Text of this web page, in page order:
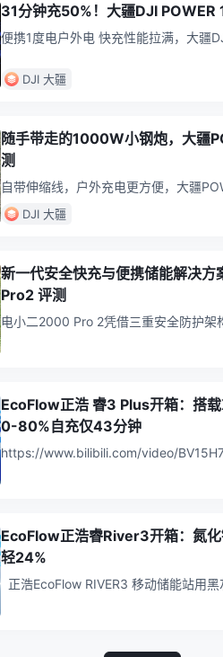
31分钟充50%！大疆DJI
便携1度电户外电 快充性能拉满，大疆
DJI 大疆
随手带走的1000W小钢炮，大疆
测
自带伸缩线，户外充电更方便，大疆
DJI 大疆
新一代安全快充与便携储能解决
Pro2 评测
电小二2000 Pro 2凭借三重安全防护架
急救援等场景提供可靠电力解决方案
EcoFlow正浩 睿3 Plus开箱：搭载
0-80%自充仅43分钟
https://www.bilibili.com/video/
EcoFlow正浩睿River3开箱：氮
轻24%
正浩EcoFlow RIVER3 移动储能站用
正面一块数显屏幕支持查看实时功率、